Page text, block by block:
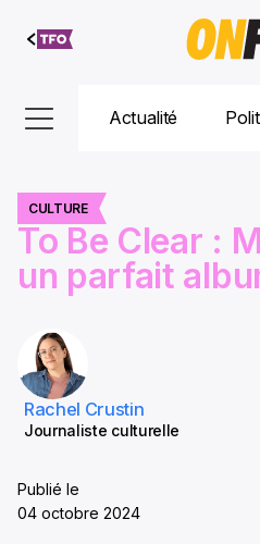
Aller au
contenu
Actualité
CULTURE
To Be Clear :
un parfait
Rachel Crustin
Journaliste culturelle
Publié le
04 octobre 2024